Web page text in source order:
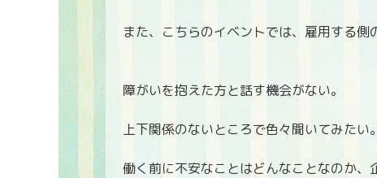
また、こちらのイベントでは、雇用する側
障がいを抱えた方と話す機会がない。
上下関係のないところで色々聞いてみたい。
働く前に不安なことはどんなことなのか